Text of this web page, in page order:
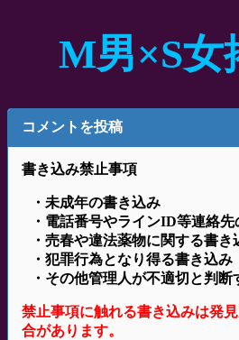
M男×S女
コメントを投稿
書き込み禁止事項
・未成年の書き込み
・電話番号やラインID等連絡
・売春や違法薬物に関する書き
・犯罪行為となり得る書き込み
・その他管理人が不適切と判断
禁止事項に触れる書き込みは発
合があります。